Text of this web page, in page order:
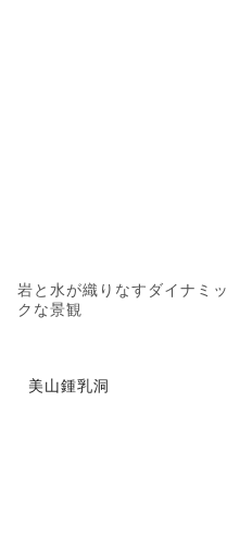
岩と水が織りなすダイナミッ
クな景観
美山鍾乳洞